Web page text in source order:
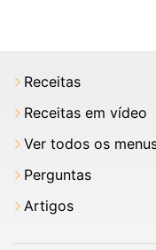
Receitas
Receitas em vídeo
Ver todos os
Perguntas
Artigos